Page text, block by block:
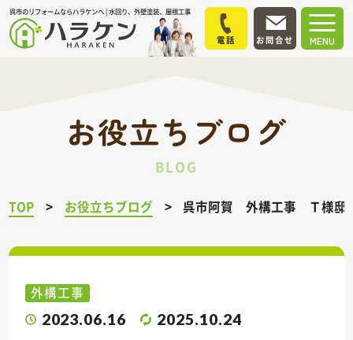
呉市のリフォームならハラケンへ | 水回り、外壁塗装、屋根工事
MENU
電話 お問合せ
お役立ちブログ
BLOG
TOP お役立ちブログ 呉市阿賀 外構工事 Ｔ様邸
外構工事
2023.06.16 2025.10.24